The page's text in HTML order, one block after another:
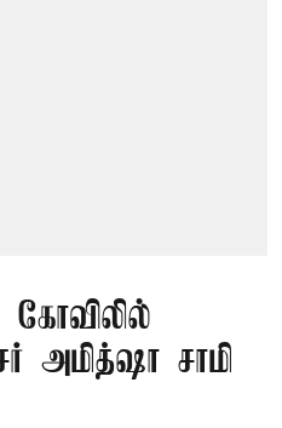
அமித்ஷா சாமி